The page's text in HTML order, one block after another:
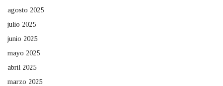
agosto 2025
julio 2025
junio 2025
mayo 2025
abril 2025
marzo 2025